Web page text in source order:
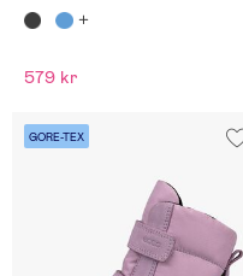
579 kr
GORE-TEX